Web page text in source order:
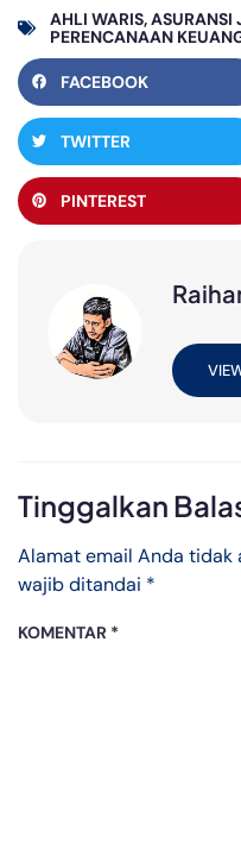
AHLI WARIS,ASURANSI
PERENCANAAN
FACEBOOK
TWITTER
PINTEREST
Tinggalkan
Alamat email Anda tidak
wajib ditandai *
KOMENTAR *